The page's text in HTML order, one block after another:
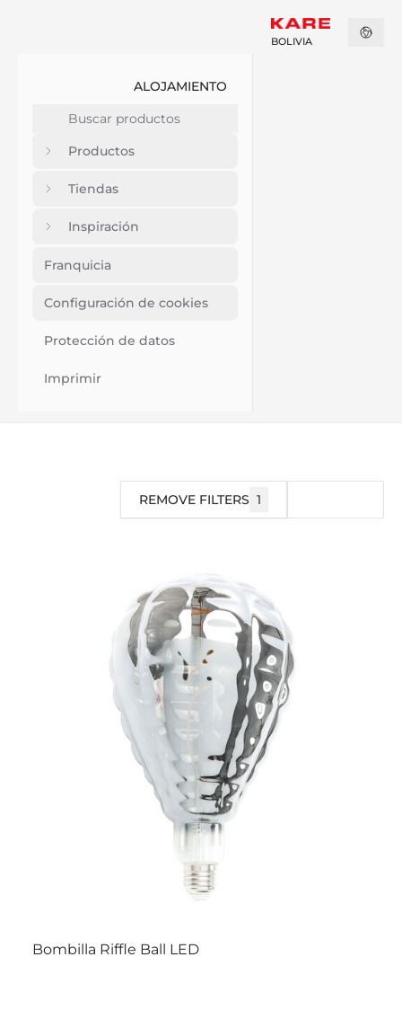
ALOJAMIENTO
Productos
Tiendas
Inspiración
Franquicia
Configuración de cookies
Protección de datos
Imprimir
BOLIVIA
REMOVE FILTERS 1
Bombilla Riffle Ball LED